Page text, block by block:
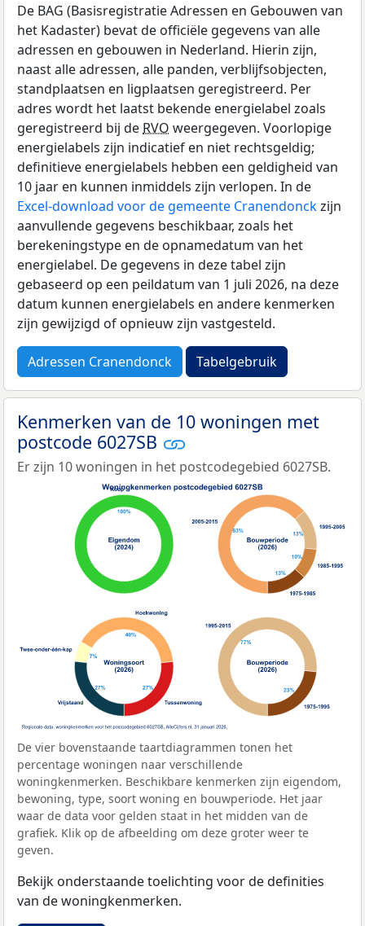
De BAG (Basisregistratie Adressen en Gebouwen van
het Kadaster) bevat de officiële gegevens van alle
adressen en gebouwen in Nederland. Hierin zijn,
naast alle adressen, alle panden, verblijfsobjecten,
standplaatsen en ligplaatsen geregistreerd. Per
adres wordt het laatst bekende energielabel zoals
geregistreerd bij de RVO weergegeven. Voorlopige
energielabels zijn indicatief en niet rechtsgeldig;
definitieve energielabels hebben een geldigheid van
10 jaar en kunnen inmiddels zijn verlopen. In de
Excel-download voor de gemeente Cranendonckzijn
aanvullende gegevens beschikbaar, zoals het
berekeningstype en de opnamedatum van het
energielabel. De gegevens in deze tabel zijn
gebaseerd op een peildatum van 1 juli 2026, na deze
datum kunnen energielabels en andere kenmerken
zijn gewijzigd of opnieuw zijn vastgesteld.
Adressen Cranendonck Tabelgebruik
Kenmerken van de 10 woningen met
postcode 6027SB
Er zijn 10 woningen in het postcodegebied 6027SB.
De vier bovenstaande taartdiagrammen tonen het
percentage woningen naar verschillende
woningkenmerken. Beschikbare kenmerken zijn eigendom,
bewoning, type, soort woning en bouwperiode. Het jaar
waar de data voor gelden staat in het midden van de
grafiek. Klik op de afbeelding om deze groter weer te
geven.
Bekijk onderstaande toelichting voor de definities
van de woningkenmerken.